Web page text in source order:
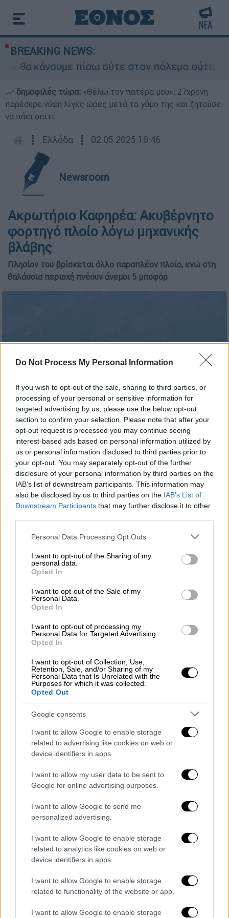
Do Not Process My Personal Information
If you wish to opt-out of the sale, sharing to third parties, or
processing of your personal or sensitive information for
targeted advertising by us, please use the below opt-out
section to confirm your selection. Please note that after your
opt-out request is processed you may continue seeing
interest-based ads based on personal information utilized by
us or personal information disclosed to third parties prior to
your opt-out. You may separately opt-out of the further
disclosure of your personal information by third parties on the
IAB’s list of downstream participants. This information may
also be disclosed by us to third parties on the IAB’s List of
Downstream Participants that may further disclose it to other
Please note that this website/app uses one or more Google
not limited to your visit or usage behaviour. You may click to
grant or deny consent to Google and its third-party tags to
use your data for below specified purposes in below Google
consent section.
Personal Data Processing Opt Outs
I want to opt-out of the Sharing of my
personal data.
Opted In
I want to opt-out of the Sale of my
Personal Data.
Opted In
I want to opt-out of processing my
Personal Data for Targeted Advertising.
Opted In
I want to opt-out of Collection, Use,
Retention, Sale, and/or Sharing of my
Personal Data that Is Unrelated with the
Purposes for which it was collected.
Opted Out
Google consents
I want to allow Google to enable storage
related to advertising like cookies on web or
device identifiers in apps.
I want to allow my user data to be sent to
Google for online advertising purposes.
I want to allow Google to send me
personalized advertising.
I want to allow Google to enable storage
related to analytics like cookies on web or
device identifiers in apps.
I want to allow Google to enable storage
related to functionality of the website or app.
I want to allow Google to enable storage
BREAKING NEWS:
θα κάνουμε πίσω ούτε στον πόλεμο ούτε στις
δημοφιλές τώρα: «Θέλω τον πατέρα μου»: 27χρονη
παρέσυρε νύφη λίγες ώρες μετά το γάμο της και ζητούσε
να πάει σπίτι...
┋ Ελλάδα ┋ 02.05.2025 10:46
Newsroom
Ακρωτήριο Καφηρέα: Ακυβέρνητο
φορτηγό πλοίο λόγω μηχανικής
βλάβης
Πλησίον του βρίσκεται άλλο παραπλέον πλοίο, ενώ στη
θαλάσσια περιοχή πνέουν άνεμοι 5 μποφόρ
(ΚΟΝΤΑΡΙΝΗΣ ΓΙΩΡΓΟΣ EUROKNISSI)
Προσθέστε το ΕΘΝΟΣ στη Google
Φορτηγό πλοίοπου μεταφέρει 1.500
μετρικούς τόνους χάλυβα,παραμένει
ακυβέρνητολόγωμηχανικής βλάβης, στη
θαλάσσια περιοχή 3,9 ναυτικά μίλια
βορειοανατολικά του ακρωτηρίου Καφηρέα.
ΔΙΑΒΑΣΤΕ ΕΠΙΣΗΣ
Ελλάδα|02.05.2025 08:36
Στο «κόκκινο» ο Κηφισός - Μεγάλες
καθυστερήσεις στην Αττική Οδό
Συναγερμός για πυροβολισμούς στην
Ευκαρπία: Τράπηκε σε φυγή ο
δράστης
Σύμφωνα με το λιμενικό σώμα, το πλοίο με
σημαία Μπελίζείχε αναχωρήσει από την
Ελευσίναμε προορισμό τηΘεσσαλονίκη
σε αυτό επιβαίνουν 11 άτομα, μέλη του
πληρώματος. Πλησίον του βρίσκεται άλλο
παραπλέον πλοίο, ενώ στη θαλάσσια περιοχή
πνέουν άνεμοι 5 μποφόρ.
Διαβάστε ακόμη
Παλαιό Φάληρο - Οι εκβιασμοί, οι
ξυλοδαρμοί και τα προσωνύμια «πίτμπουλ»
και «μπουλντόγκ»
Βίντεο-σοκ από το μακελειό σε σχολείο